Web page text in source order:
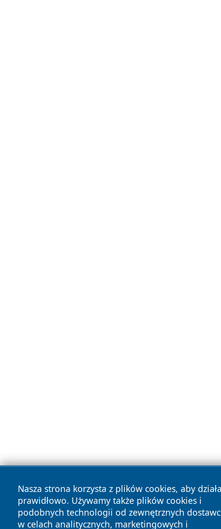
Nasza strona korzysta z plików cookies, aby
prawidłowo. Używamy także plików cookies i
podobnych technologii od zewnętrznych
w celach analitycznych, marketingowych i